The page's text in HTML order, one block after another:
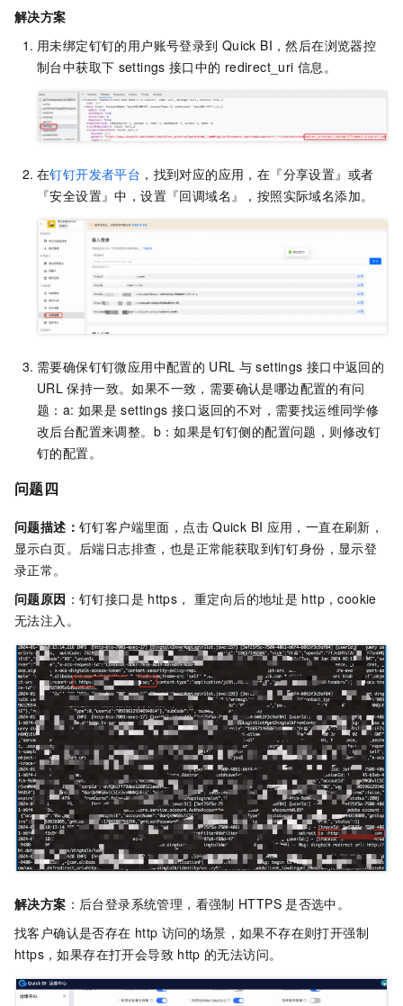
解决方案
用未绑定钉钉的用户账号登录到 Quick BI，然后在浏览器控
制台中获取下 settings 接口中的 redirect_uri 信息。
在钉钉开发者平台 ，找到对应的应用，在『分享设置』或者
『安全设置』中，设置『回调域名』，按照实际域名添加。
需要确保钉钉微应用中配置的 URL 与 settings 接口中返回的
URL 保持一致。如果不一致，需要确认是哪边配置的有问
题：a: 如果是 settings 接口返回的不对，需要找运维同学修
改后台配置来调整。b：如果是钉钉侧的配置问题，则修改钉
钉的配置。
问题四
问题描述： 钉钉客户端里面，点击 Quick BI 应用，一直在刷新，
显示白页。后端日志排查，也是正常能获取到钉钉身份，显示登
录正常。
问题原因 ：钉钉接口是 https， 重定向后的地址是 http，cookie
无法注入。
解决方案 ：后台登录系统管理，看强制 HTTPS 是否选中。
找客户确认是否存在 http 访问的场景，如果不存在则打开强制
https，如果存在打开会导致 http 的无法访问。